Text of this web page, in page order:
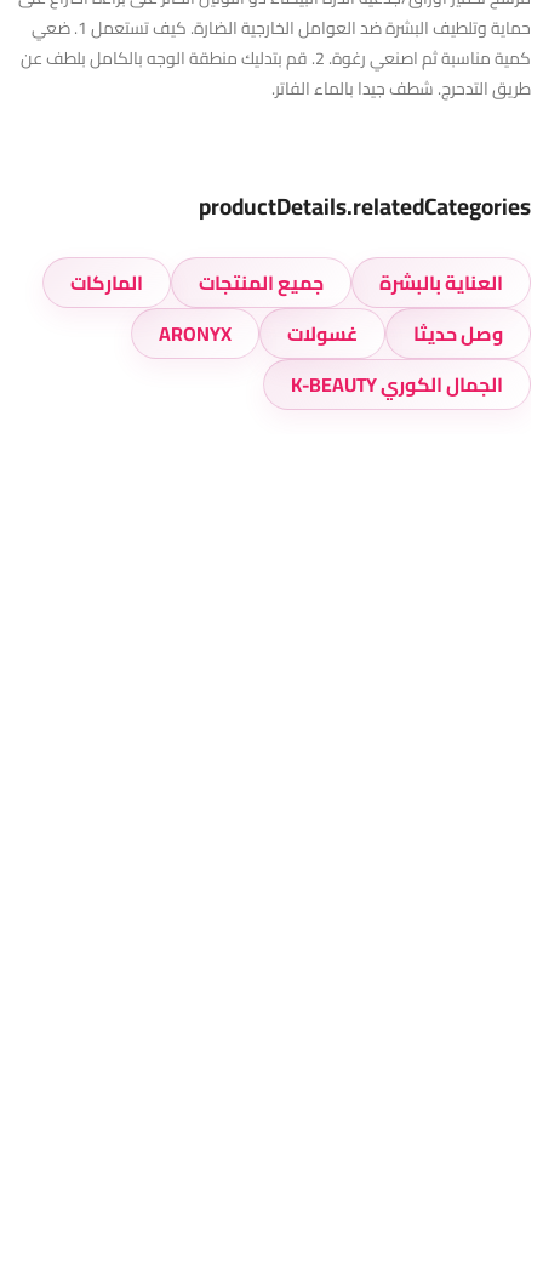
حماية وتلطيف البشرة ضد العوامل الخارجية الضارة. كيف تستعمل 1. ضعي
كمية مناسبة ثم اصنعي رغوة. 2. قم بتدليك منطقة الوجه بالكامل بلطف عن
طريق التدحرج. شطف جيدا بالماء الفاتر.
productDetails.relatedCategories
العناية بالبشرة جميع المنتجات
الماركات
وصل حديثا
غسولات
ARONYX
الجمال الكوري K-BEAUTY